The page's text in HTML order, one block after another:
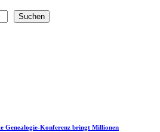
Suchen
Genealogie-Konferenz bringt Millionen